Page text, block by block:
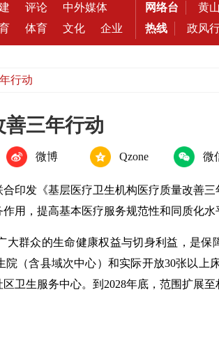
评论
中外媒体
体育 文化 企业
网络台 黄
热线
政风
行动
三年行动
微博 Qzone 微
印发《基层医疗卫生机构医疗质量改善
用，提高基本医疗服务规范性和同质化
大群众的生命健康权益与切身利益，是
院（含县域次中心）和实际开放30张以
卫生服务中心。到2028年底，范围扩展